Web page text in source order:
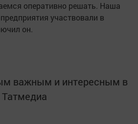
оперативно решать. Наша
участвовали в
он.
важным и интересным в
Татмедиа